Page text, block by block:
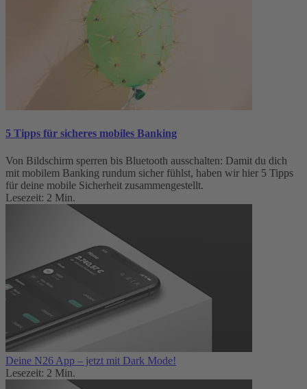
5 Tipps für sicheres mobiles Banking
Von Bildschirm sperren bis Bluetooth ausschalten: Damit du dich
mit mobilem Banking rundum sicher fühlst, haben wir hier 5 Tipps
für deine mobile Sicherheit zusammengestellt.
Lesezeit: 2 Min.
Deine N26 App – jetzt mit Dark Mode!
Lesezeit: 2 Min.